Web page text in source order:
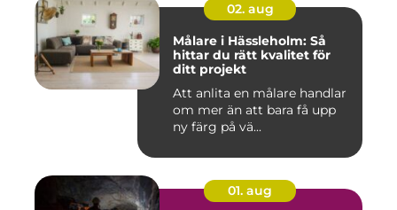
02. aug
Målare i Hässleholm: Så
hittar du rätt kvalitet för
ditt projekt
Att anlita en målare handlar
om mer än att bara få upp
ny färg på vä...
01. aug